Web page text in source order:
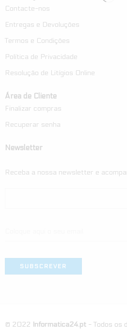
Contacte-nos
Entregas e Devoluções
Termos e Condições
Política de Privacidade
Resolução de Litígios Online
Área de Cliente
Finalizar compras
Recuperar senha
Newsletter
Receba a nossa newsletter e
© 2022 Informatica24.pt- Todos os